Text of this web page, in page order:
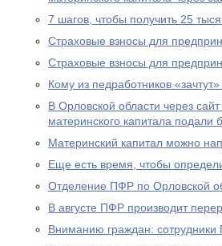
7 шагов, чтобы получить 25
Страховые взносы для
Страховые взносы для
Кому из педработников
В Орловской области через
материнского капитала подали
Материнский капитал можно
Еще есть время, чтобы
Отделение ПФР по Орловской
В августе ПФР производит
Вниманию граждан: